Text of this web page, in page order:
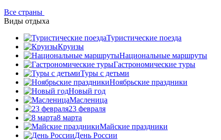
Все страны
Виды отдыха
Туристические поезда
Круизы
Национальные маршруты
Гастрономические туры
Туры с детьми
Ноябрьские праздники
Новый год
Масленица
23 февраля
8 марта
Майские праздники
День России